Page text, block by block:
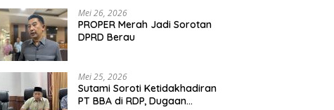
Mei 26, 2026
PROPER Merah Jadi Sorotan
DPRD Berau
Mei 25, 2026
Sutami Soroti Ketidakhadiran
PT BBA di RDP, Dugaan